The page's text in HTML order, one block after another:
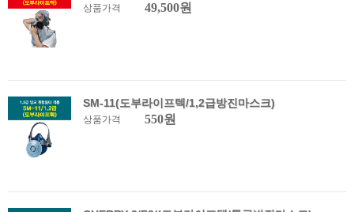
상품가격 49,500원
SM-11(도부라이프텍/1,2급방진마스크)
상품가격 550원